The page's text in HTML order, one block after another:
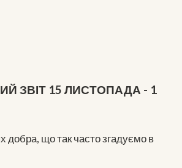
ЗВІТ 15 ЛИСТОПАДА - 1
добра, що так часто згадуємо в